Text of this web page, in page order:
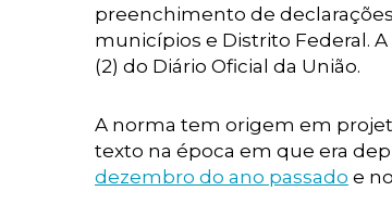
preenchimento de
municípios e Distrito Federal. A
(2) do Diário Oficial da União.
A norma tem origem em
texto na época em que era
dezembro do ano passado e